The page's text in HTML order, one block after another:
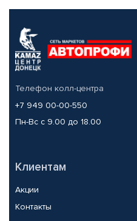
Телефон колл-центра
+7 949 00-00-550
Пн-Вс с 9.00 до 18.00
Клиентам
Акции
Контакты